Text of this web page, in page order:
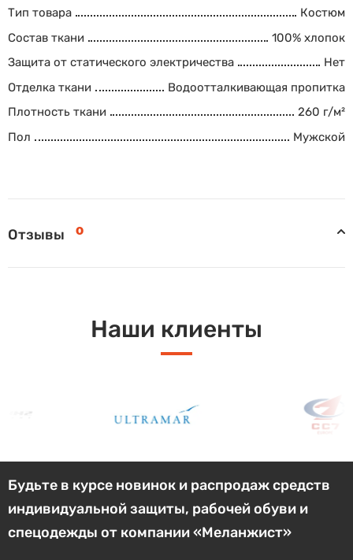
Тип товара
Костюм
Состав ткани
100% хлопок
Защита от статического электричества
Нет
Отделка ткани
Водоотталкивающая пропитка
Плотность ткани
260 г/м²
Пол
Мужской
Отзывы 0
Наши клиенты
Будьте в курсе новинок и распродаж средств
индивидуальной защиты, рабочей обуви и
спецодежды от компании «Меланжист»